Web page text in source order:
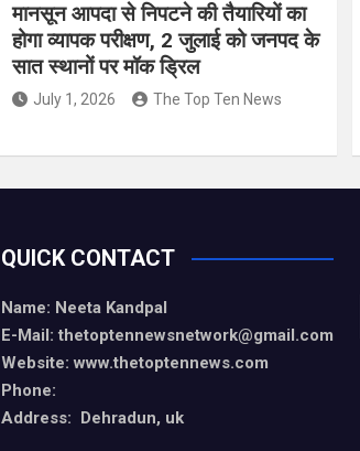
मानसून आपदा से निपटने की तैयारियों का
होगा व्यापक परीक्षण, 2 जुलाई को जनपद के
सात स्थानों पर मॉक ड्रिल
July 1, 2026 The Top Ten News
QUICK CONTACT
Name: Neeta Kandpal
E-Mail: thetoptennewsnetwork@gmail.com
Website: www.thetoptennews.com
Phone:
Address: Dehradun, uk